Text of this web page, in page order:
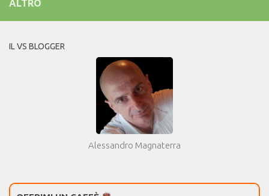
ALTRO
IL VS BLOGGER
Alessandro Magnaterra